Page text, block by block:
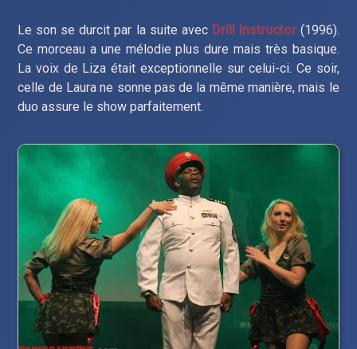
Le son se durcit par la suite avec Drill Instructor(1996).
Ce morceau a une mélodie plus dure mais très basique.
La voix de Liza était exceptionnelle sur celui-ci. Ce soir,
celle de Laura ne sonne pas de la même manière, mais le
duo assure le show parfaitement.